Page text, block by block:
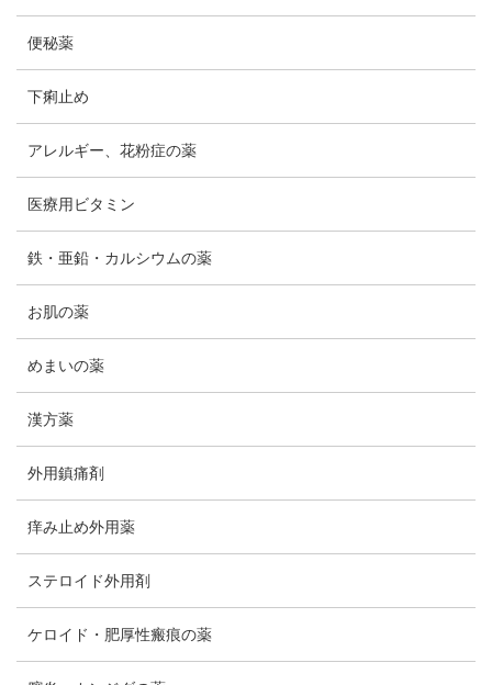
便秘薬
下痢止め
アレルギー、花粉症の薬
医療用ビタミン
鉄・亜鉛・カルシウムの薬
お肌の薬
めまいの薬
漢方薬
外用鎮痛剤
痒み止め外用薬
ステロイド外用剤
ケロイド・肥厚性瘢痕の薬